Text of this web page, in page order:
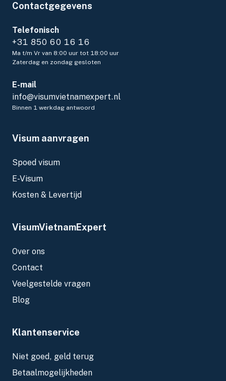
Contactgegevens
Telefonisch
+31 850 60 16 16
Ma t/m Vr van 8:00 uur tot 18:00 uur
Zaterdag en zondag gesloten
E-mail
info@visumvietnamexpert.nl
Binnen 1 werkdag antwoord
Visum aanvragen
Spoed visum
E-Visum
Kosten & Levertijd
VisumVietnamExpert
Over ons
Contact
Veelgestelde vragen
Blog
Klantenservice
Niet goed, geld terug
Betaalmogelijkheden